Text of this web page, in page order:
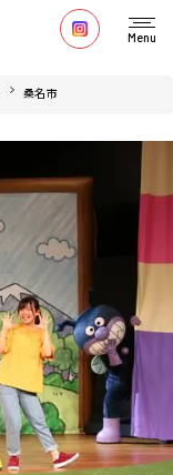
Menu
桑名市